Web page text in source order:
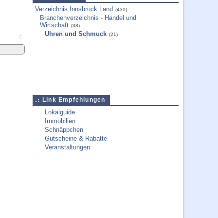
C
Verzeichnis Innsbruck Land (430)
Branchenverzeichnis - Handel und
Wirtschaft (38)
Uhren und Schmuck (21)
Link Empfehlungen
Lokalguide
Immobilien
Schnäppchen
Gutscheine & Rabatte
Veranstaltungen